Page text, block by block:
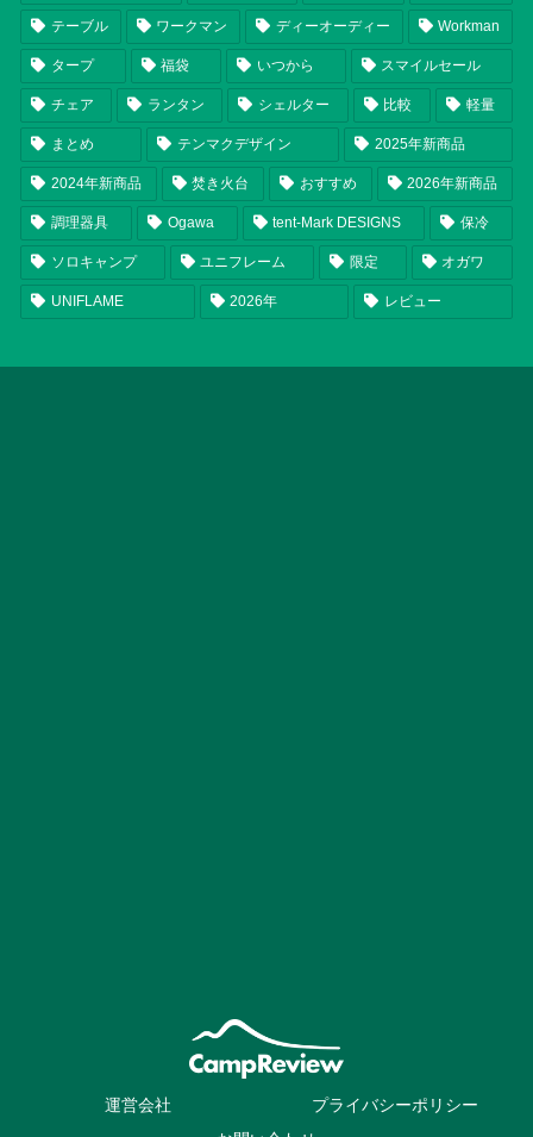
テーブル ワークマン ディーオーディー Workman
タープ 福袋 いつから スマイルセール
チェア ランタン シェルター 比較 軽量
まとめ テンマクデザイン 2025年新商品
2024年新商品 焚き火台 おすすめ 2026年新商品
調理器具 Ogawa tent-Mark DESIGNS 保冷
ソロキャンプ ユニフレーム 限定 オガワ
UNIFLAME 2026年 レビュー
運営会社
プライバシーポリシー